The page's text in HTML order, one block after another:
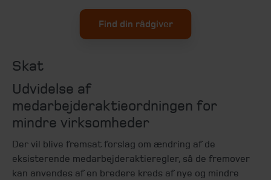
Find din rådgiver
Skat
Udvidelse af
medarbejderaktieordningen for
mindre virksomheder
Der vil blive fremsat forslag om ændring af de
eksisterende medarbejderaktieregler, så de fremover
kan anvendes af en bredere kreds af nye og mindre